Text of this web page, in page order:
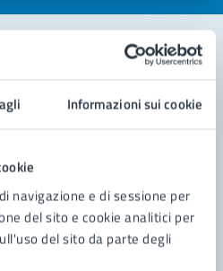
Informazioni sui cookie
navigazione e di sessione per
del sito e cookie analitici per
del sito da parte degli